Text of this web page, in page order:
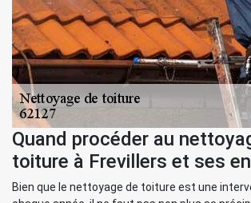
Quand procéder au
toiture à Frevillers et ses
Bien que le nettoyage de toiture est une